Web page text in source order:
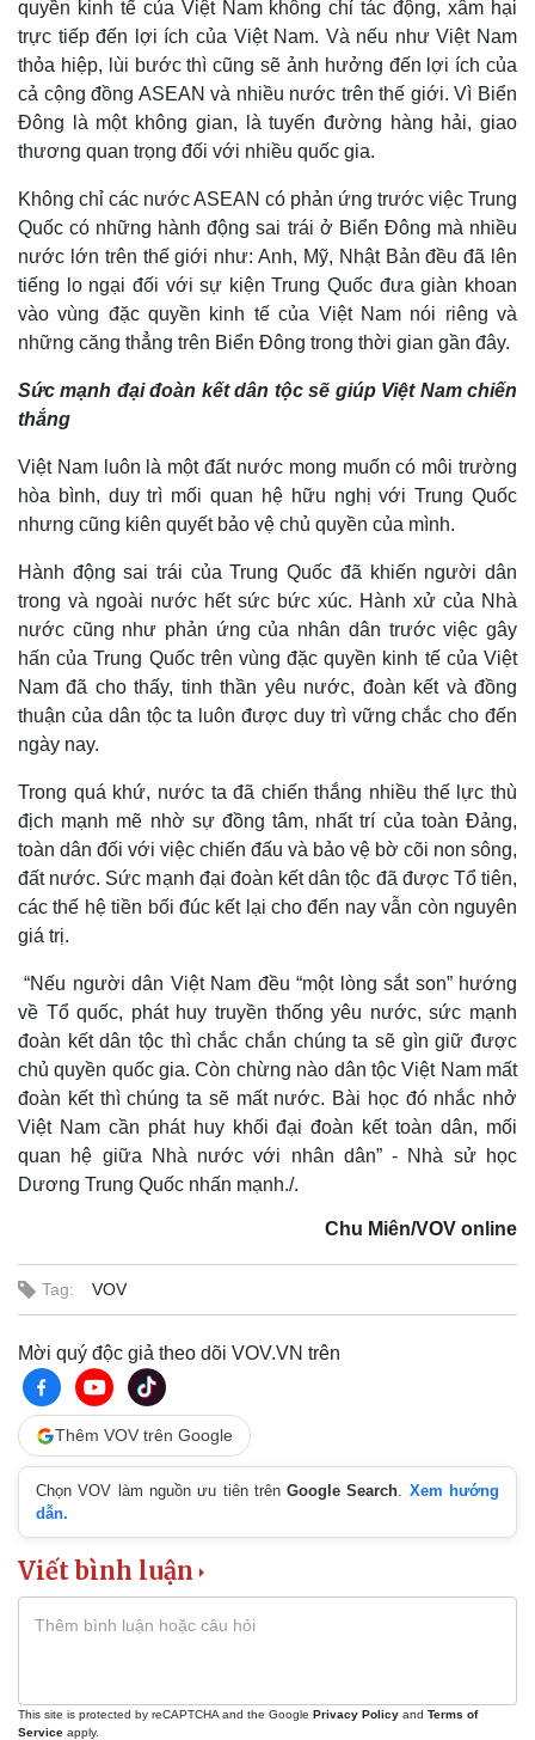
Pháp luật
Vụ án
Tin nóng
Quân sự - Quốc phòng
Vũ khí
Việt Nam
Thể thao
Ô tô - Xe máy
quyền kinh tế của Việt Nam không chỉ tác động, xâm hại
trực tiếp đến lợi ích của Việt Nam. Và nếu như Việt Nam
thỏa hiệp, lùi bước thì cũng sẽ ảnh hưởng đến lợi ích của
cả cộng đồng ASEAN và nhiều nước trên thế giới. Vì Biển
Đông là một không gian, là tuyến đường hàng hải, giao
thương quan trọng đối với nhiều quốc gia.
Không chỉ các nước ASEAN có phản ứng trước việc Trung
Quốc có những hành động sai trái ở Biển Đông mà nhiều
nước lớn trên thế giới như: Anh, Mỹ, Nhật Bản đều đã lên
tiếng lo ngại đối với sự kiện Trung Quốc đưa giàn khoan
vào vùng đặc quyền kinh tế của Việt Nam nói riêng và
những căng thẳng trên Biển Đông trong thời gian gần đây.
Sức mạnh đại đoàn kết dân tộc sẽ giúp Việt Nam chiến
thắng
Việt Nam luôn là một đất nước mong muốn có môi trường
hòa bình, duy trì mối quan hệ hữu nghị với Trung Quốc
nhưng cũng kiên quyết bảo vệ chủ quyền của mình.
Hành động sai trái của Trung Quốc đã khiến người dân
trong và ngoài nước hết sức bức xúc. Hành xử của Nhà
nước cũng như phản ứng của nhân dân trước việc gây
hấn của Trung Quốc trên vùng đặc quyền kinh tế của Việt
Nam đã cho thấy, tinh thần yêu nước, đoàn kết và đồng
thuận của dân tộc ta luôn được duy trì vững chắc cho đến
ngày nay.
Trong quá khứ, nước ta đã chiến thắng nhiều thế lực thù
địch mạnh mẽ nhờ sự đồng tâm, nhất trí của toàn Đảng,
toàn dân đối với việc chiến đấu và bảo vệ bờ cõi non sông,
đất nước. Sức mạnh đại đoàn kết dân tộc đã được Tổ tiên,
các thế hệ tiền bối đúc kết lại cho đến nay vẫn còn nguyên
giá trị.
“Nếu người dân Việt Nam đều “một lòng sắt son” hướng
về Tổ quốc, phát huy truyền thống yêu nước, sức mạnh
đoàn kết dân tộc thì chắc chắn chúng ta sẽ gìn giữ được
chủ quyền quốc gia. Còn chừng nào dân tộc Việt Nam mất
đoàn kết thì chúng ta sẽ mất nước. Bài học đó nhắc nhở
Việt Nam cần phát huy khối đại đoàn kết toàn dân, mối
quan hệ giữa Nhà nước với nhân dân” - Nhà sử học
Dương Trung Quốc nhấn mạnh./.
Chu Miên/VOV online
Tag: VOV
Mời quý độc giả theo dõi VOV.VN trên
Thêm VOV trên Google
Chọn VOV làm nguồn ưu tiên trênGoogle Search. Xem hướng
dẫn.
Viết bình luận
This site is protected by reCAPTCHA and the Google Privacy Policy and Terms of
Service apply.